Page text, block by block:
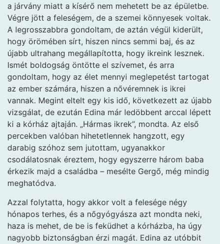
a járvány miatt a kísérő nem mehetett be az épületbe.
Végre jött a feleségem, de a szemei könnyesek voltak.
A legrosszabbra gondoltam, de aztán végül kiderült,
hogy örömében sírt, hiszen nincs semmi baj, és az
újabb ultrahang megállapította, hogy ikreink lesznek.
Ismét boldogság öntötte el szívemet, és arra
gondoltam, hogy az élet mennyi meglepetést tartogat
az ember számára, hiszen a nővéremnek is ikrei
vannak. Megint eltelt egy kis idő, következett az újabb
vizsgálat, de ezután Edina már ledöbbent arccal lépett
ki a kórház ajtaján. „Hármas ikrek”, mondta. Az első
percekben valóban hihetetlennek hangzott, egy
darabig szóhoz sem jutottam, ugyanakkor
csodálatosnak éreztem, hogy egyszerre három baba
érkezik majd a családba – mesélte Gergő, még mindig
meghatódva.
Azzal folytatta, hogy akkor volt a felesége négy
hónapos terhes, és a nőgyógyásza azt mondta neki,
haza is mehet, de be is feküdhet a kórházba, ha úgy
nagyobb biztonságban érzi magát. Edina az utóbbit